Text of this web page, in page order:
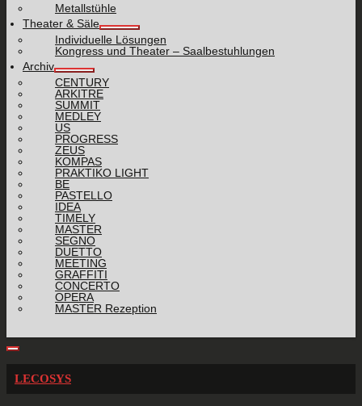
Metallstühle
Theater & Säle
Individuelle Lösungen
Kongress und Theater – Saalbestuhlungen
Archiv
CENTURY
ARKITRE
SUMMIT
MEDLEY
US
PROGRESS
ZEUS
KOMPAS
PRAKTIKO LIGHT
BE
PASTELLO
IDEA
TIMELY
MASTER
SEGNO
DUETTO
MEETING
GRAFFITI
CONCERTO
OPERA
MASTER Rezeption
LECOSYS